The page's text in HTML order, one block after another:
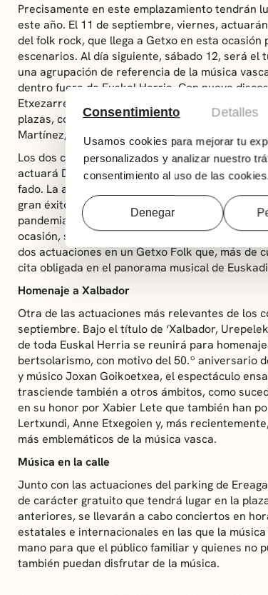
Consentimiento Detalles
Usamos cookies para mejorar tu
personalizados y analizar nuestro
consentimiento al uso de las
Denegar
Precisamente en este emplazamiento tendrán
este año. El 11 de septiembre, viernes,
del folk rock, que llega a Getxo en esta
escenarios. Al día siguiente, sábado 12, será el
una agrupación de referencia de la música
dentro fuera de Euskal Herria. Con nueve
Etxezarreta ha conseguido hacerse con un
plazas, colaborando con artistas y bandas
Martínez, Süne, Alfred, Eñaut Elorrieta, Green
Los dos conciertos cerrados para Muxikebarri
actuará Dulce Pontes, una de las figuras más
fado. La artista lusa vuelve al centro
gran éxito. En aquella ocasión, el concierto se
pandemia, como también sucedió el año
ocasión, sin embargo, Getxo Kultura ofrecerá
dos actuaciones en un Getxo Folk que, más de
cita obligada en el panorama musical de
Homenaje a Xalbador
Otra de las actuaciones más relevantes de los
septiembre. Bajo el título de ‘Xalbador,
de toda Euskal Herria se reunirá para
bertsolarismo, con motivo del 50.º aniversario
y músico Joxan Goikoetxea, el espectáculo
trasciende también a otros ámbitos, como
en su honor por Xabier Lete que también han
Lertxundi, Anne Etxegoien y, más
más emblemáticos de la música vasca.
Música en la calle
Junto con las actuaciones del parking de
de carácter gratuito que tendrá lugar en la
anteriores, se llevarán a cabo conciertos en
estatales e internacionales en las que la
mano para que el público familiar y quienes no
también puedan disfrutar de la música.